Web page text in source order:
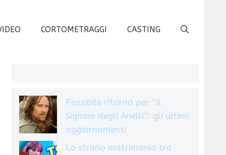
CORTOMETRAGGI CASTING
Possibile ritorno per “Il
Signore degli Anelli”: gli ultimi
aggiornamenti
Lo strano matrimonio tra